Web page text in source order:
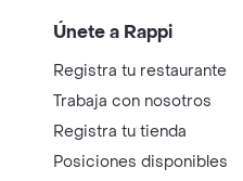
Únete a Rappi
Registra tu restaurante
Trabaja con nosotros
Registra tu tienda
Posiciones disponibles